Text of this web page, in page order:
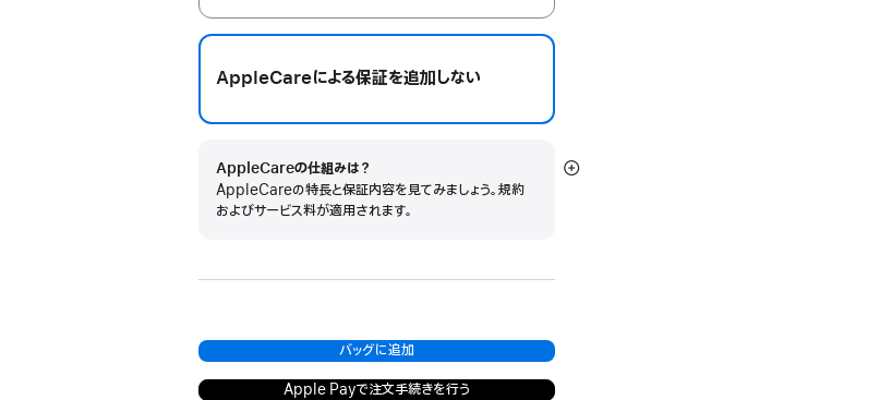
AppleCareによる保証を追加しない
AppleCareの仕組みは？
AppleCareの特長と保証内容を見てみましょう。規約
およびサービス料が適用されます。
詳
バッグに追加
Apple Payで注文手続きを行う